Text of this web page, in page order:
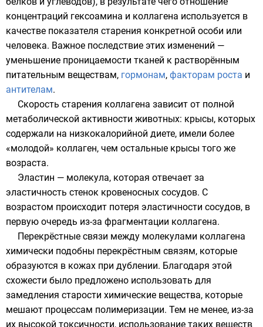
концентраций гексоамина и коллагена используется в
качестве показателя старения конкретной особи или
человека. Важное последствие этих изменений —
уменьшение проницаемости тканей к растворённым
питательным веществам, гормонам, факторам роста и
антителам.
Скорость старения коллагена зависит от полной
метаболической активности животных: крысы, которых
содержали на низкокалорийной диете, имели более
«молодой» коллаген, чем остальные крысы того же
возраста.
Эластин — молекула, которая отвечает за
эластичность стенок кровеносных сосудов. С
возрастом происходит потеря эластичности сосудов, в
первую очередь из-за фрагментации коллагена.
Перекрёстные связи между молекулами коллагена
химически подобны перекрёстным связям, которые
образуются в кожах при дублении. Благодаря этой
схожести было предложено использовать для
замедления старости химические вещества, которые
мешают процессам полимеризации. Тем не менее, из-за
их высокой токсичности, использование таких веществ